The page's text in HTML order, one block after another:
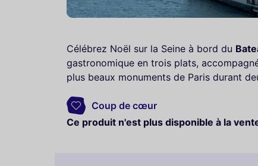
Célébrez Noël sur la Seine à bord du
gastronomique en trois plats,
plus beaux monuments de Paris durant
Coup de cœur
Ce produit n'est plus disponible à la